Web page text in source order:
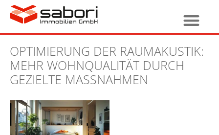
OPTIMIERUNG DER RAUMAKUSTIK:
MEHR WOHNQUALITÄT DURCH
GEZIELTE MASSNAHMEN